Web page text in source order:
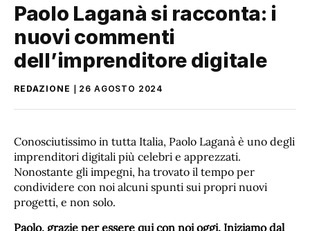
Paolo Laganà si racconta: i
nuovi commenti
dell’imprenditore digitale
REDAZIONE 26 AGOSTO 2024
Conosciutissimo in tutta Italia, Paolo Laganà è uno degli
imprenditori digitali più celebri e apprezzati.
Nonostante gli impegni, ha trovato il tempo per
condividere con noi alcuni spunti sui propri nuovi
progetti, e non solo.
Paolo, grazie per essere qui con noi oggi. Iniziamo dal